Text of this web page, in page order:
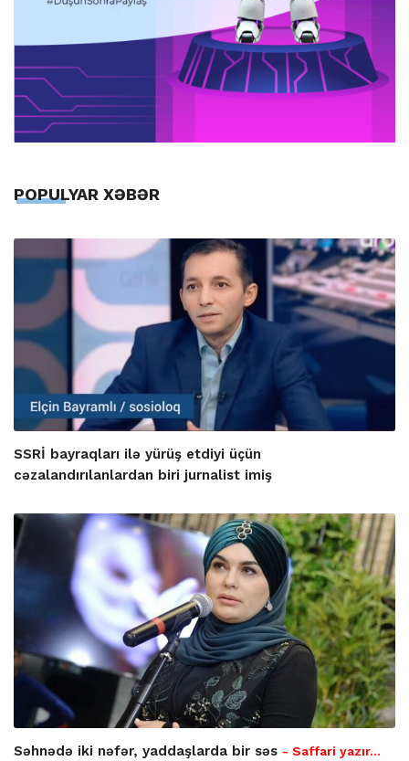
POPULYAR XƏBƏR
SSRİ bayraqları ilə yürüş etdiyi üçün
cəzalandırılanlardan biri jurnalist imiş
Səhnədə iki nəfər, yaddaşlarda bir səs - Saffari yazır…